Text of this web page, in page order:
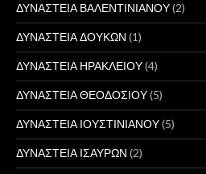
ΔΥΝΑΣΤΕΙΑ ΒΑΛΕΝΤΙΝΙΑΝΟΥ(2)
ΔΥΝΑΣΤΕΙΑ ΔΟΥΚΩΝ (1)
ΔΥΝΑΣΤΕΙΑ ΗΡΑΚΛΕΙΟΥ(4)
ΔΥΝΑΣΤΕΙΑ ΘΕΟΔΟΣΙΟΥ(5)
ΔΥΝΑΣΤΕΙΑ ΙΟΥΣΤΙΝΙΑΝΟΥ(5)
ΔΥΝΑΣΤΕΙΑ ΙΣΑΥΡΩΝ (2)